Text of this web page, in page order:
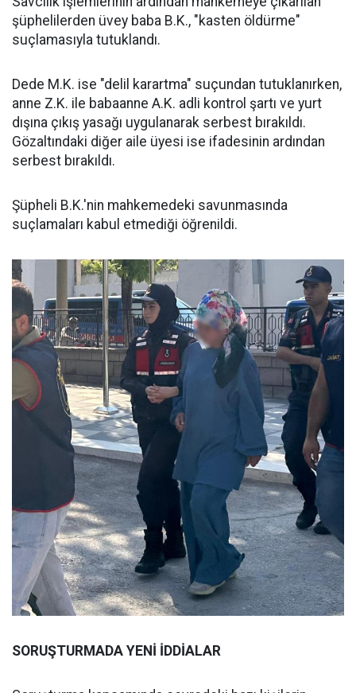
şüphelilerden üvey baba B.K., "kasten öldürme"
suçlamasıyla tutuklandı.
Dede M.K. ise "delil karartma" suçundan tutuklanırken,
anne Z.K. ile babaanne A.K. adli kontrol şartı ve yurt
dışına çıkış yasağı uygulanarak serbest bırakıldı.
Gözaltındaki diğer aile üyesi ise ifadesinin ardından
serbest bırakıldı.
Şüpheli B.K.'nin mahkemedeki savunmasında
suçlamaları kabul etmediği öğrenildi.
SORUŞTURMADA YENİ İDDİALAR